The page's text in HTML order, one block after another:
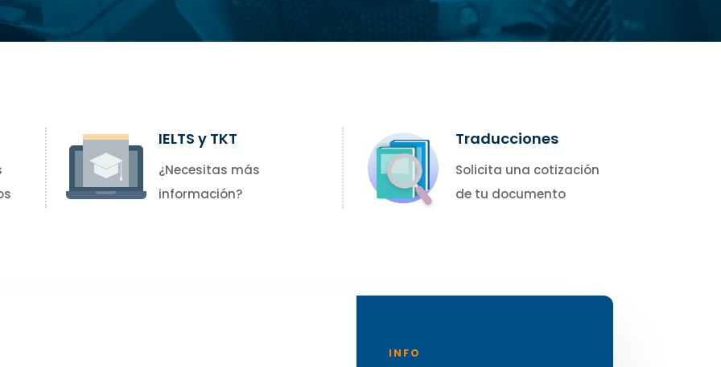
IELTS y TKT
¿Necesitas más
información?
Traducciones
Solicita una cotización
de tu documento
INFO